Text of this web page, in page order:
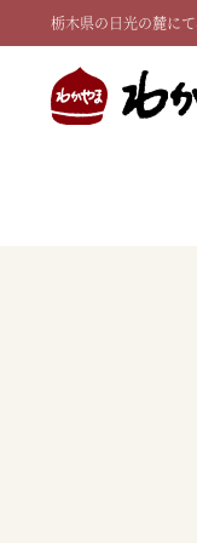
栃木県の日光の麓に